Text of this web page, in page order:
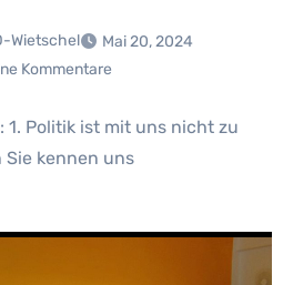
Wietschel
Mai 20, 2024
Kommentare
1. Politik ist mit uns nicht zu
Sie kennen uns